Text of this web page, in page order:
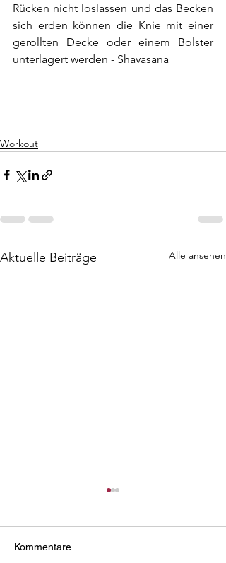
Rücken nicht loslassen und das Becken
sich erden können die Knie mit einer
gerollten Decke oder einem Bolster
unterlagert werden - Shavasana
Workout
Aktuelle Beiträge Alle ansehen
Kommentare